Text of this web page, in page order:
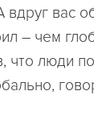
вдруг вас
– чем
люди